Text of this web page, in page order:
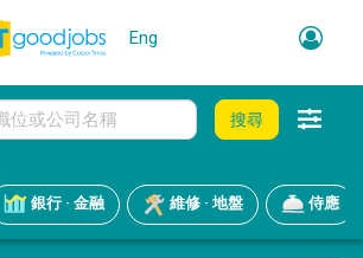
Eng
搜尋
銀行 · 金融 維修 · 地盤 侍應